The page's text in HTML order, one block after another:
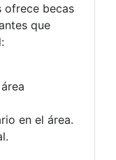
ofrece becas
que
en el área.